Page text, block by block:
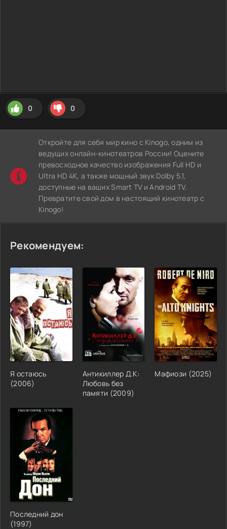
0 0
Откройте для себя мир кино с Kinogo, одним из
ведущих онлайн-кинотеатров России! Оцените
превосходное качество изображения Full HD и
Ultra HD 4K, а также мощный звук Dolby 5.1,
доступные на ваших Smart TV и Android TV.
Превратите свой дом в настоящий кинотеатр с
Kinogo!
Рекомендуем:
Я остаюсь
(2006)
Антикиллер Д.К:
Любовь без
памяти (2009)
Мафиози (2025)
Последний дон
(1997)